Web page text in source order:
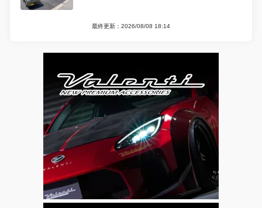
最終更新：2026/08/08 18:14